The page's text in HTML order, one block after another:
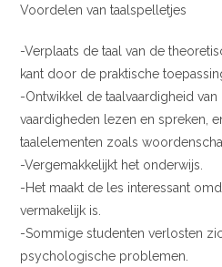
Voordelen van taalspelletjes
-Verplaats de taal van de
kant door de praktische
-Ontwikkel de taalvaardigheid
vaardigheden lezen en spreken,
taalelementen zoals
-Vergemakkelijkt het onderwijs.
-Het maakt de les interessant
vermakelijk is.
-Sommige studenten verlosten
psychologische problemen.